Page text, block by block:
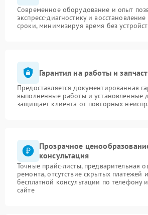
Современное оборудование и опыт
экспресс-диагностику и
сроки, минимизируя время без
Гарантия на работы и
Предоставляется документированная
выполненные работы и установленные
защищает клиента от повторных
Прозрачное
консультация
Точные прайс-листы, предварительная
ремонта, отсутствие скрытых платежей
бесплатной консультации по телефону
сайте